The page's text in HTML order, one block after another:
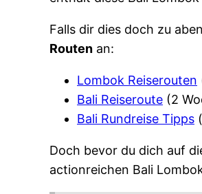
Falls dir dies doch zu
Routen an:
Lombok Reiserouten
Bali Reiseroute (2
Bali Rundreise Tipps
Doch bevor du dich auf
actionreichen Bali